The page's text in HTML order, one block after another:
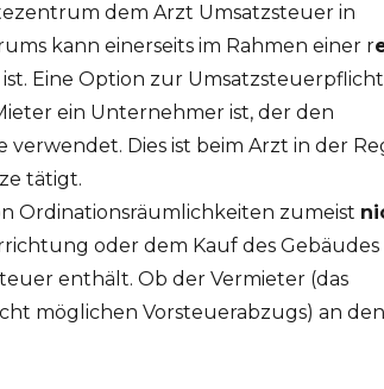
dem Arzt Umsatzsteuer in
kann einerseits im Rahmen einer r
Eine Option zur
ein Unternehmer ist, der den
Dies ist beim Arzt in der
tätigt.
Ordinationsräumlichkeiten zumeist
oder dem Kauf des Gebäudes
enthält. Ob der Vermieter (das
möglichen Vorsteuerabzugs) an